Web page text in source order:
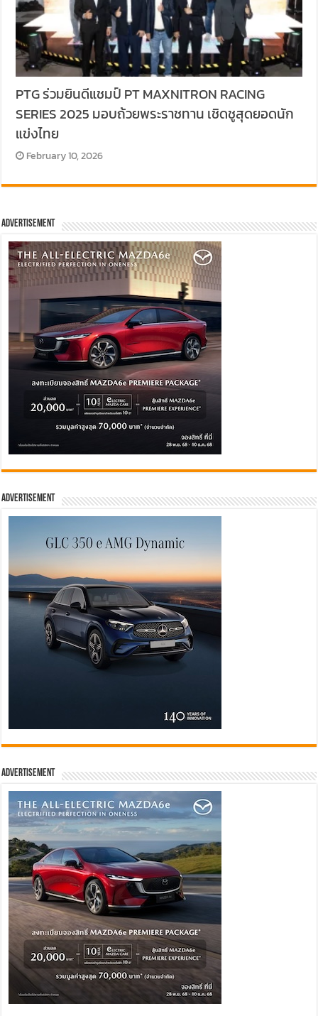
PTG ร่วมยินดีแชมป์ PT MAXNITRON RACING
SERIES 2025 มอบถ้วยพระราชทาน เชิดชูสุดยอดนัก
แข่งไทย
February 10, 2026
Advertisement
Advertisement
Advertisement